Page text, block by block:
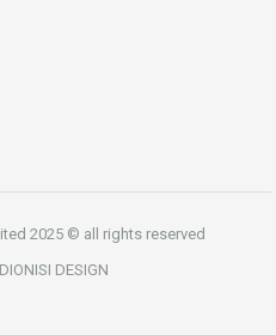
2025 © all rights reserved
DESIGN